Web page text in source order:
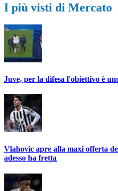
I più visti di Mercato
Juve, per la difesa l'obiettivo è
Vlahovic apre alla maxi offerta
adesso ha fretta